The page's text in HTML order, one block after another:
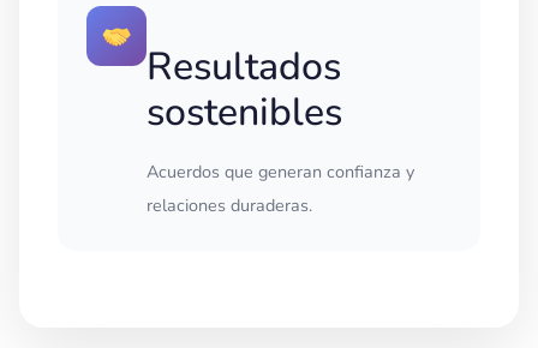
Resultados
sostenibles
Acuerdos que generan confianza y
relaciones duraderas.